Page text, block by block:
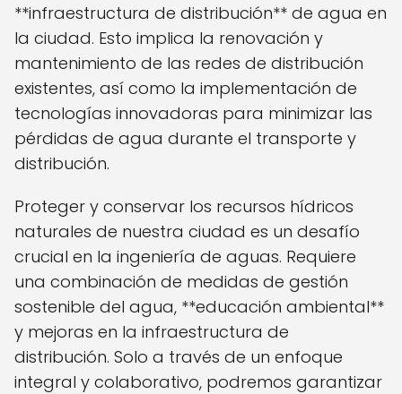
**infraestructura de distribución** de agua en
la ciudad. Esto implica la renovación y
mantenimiento de las redes de distribución
existentes, así como la implementación de
tecnologías innovadoras para minimizar las
pérdidas de agua durante el transporte y
distribución.
Proteger y conservar los recursos hídricos
naturales de nuestra ciudad es un desafío
crucial en la ingeniería de aguas. Requiere
una combinación de medidas de gestión
sostenible del agua, **educación ambiental**
y mejoras en la infraestructura de
distribución. Solo a través de un enfoque
integral y colaborativo, podremos garantizar